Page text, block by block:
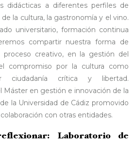
didácticas a diferentes perfiles de
la cultura, la gastronomía y el vino.
universitario, formación continua
compartir nuestra forma de
proceso creativo, en la gestión del
compromiso por la cultura como
ciudadanía crítica y libertad.
Máster en gestión e innovación de la
la Universidad de Cádiz promovido
con otras entidades.
Laboratorio de